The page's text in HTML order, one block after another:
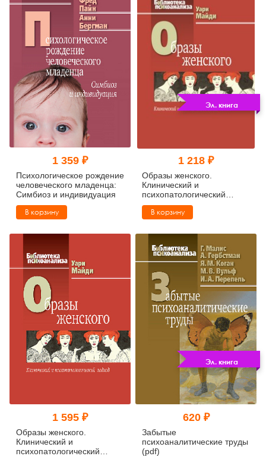
1 359 ₽
Психологическое рождение
человеческого младенца:
Симбиоз и индивидуация
В корзину
Эл. книга
1 218 ₽
Образы женского.
Клинический и
психопатологический
подход (pdf)
В корзину
1 595 ₽
Образы женского.
Клинический и
психопатологический
Эл. книга
620 ₽
Забытые
психоаналитические труды
(pdf)